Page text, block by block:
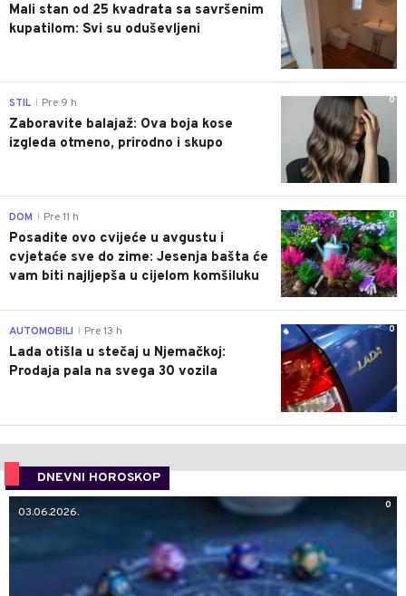
Mali stan od 25 kvadrata sa savršenim
kupatilom: Svi su oduševljeni
0
STIL Pre 9 h
Zaboravite balajaž: Ova boja kose
izgleda otmeno, prirodno i skupo
0
DOM Pre 11 h
Posadite ovo cvijeće u avgustu i
cvjetaće sve do zime: Jesenja bašta će
vam biti najljepša u cijelom komšiluku
0
AUTOMOBILI Pre 13 h
Lada otišla u stečaj u Njemačkoj:
Prodaja pala na svega 30 vozila
DNEVNI HOROSKOP
0
03.06.2026.